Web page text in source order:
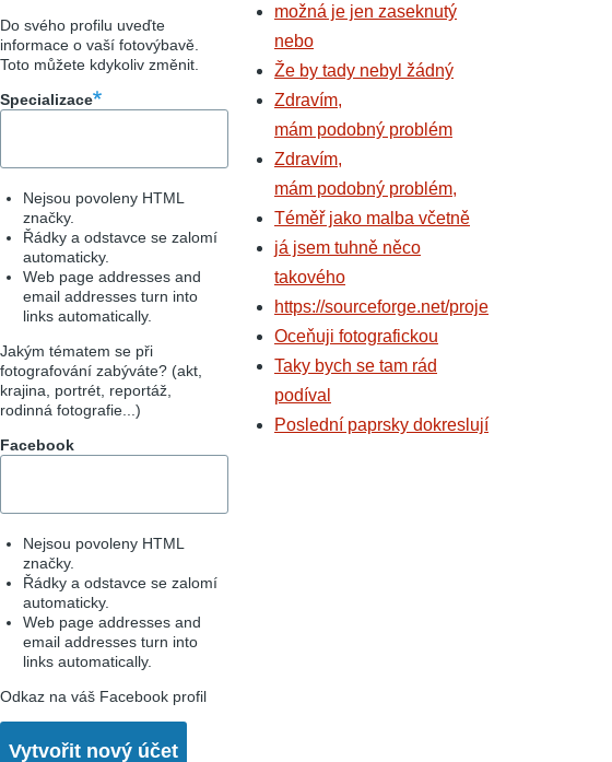
Do svého profilu uveďte
informace o vaší fotovýbavě.
Toto můžete kdykoliv změnit.
Specializace
Nejsou povoleny HTML
značky.
Řádky a odstavce se zalomí
automaticky.
Web page addresses and
email addresses turn into
links automatically.
Jakým tématem se při
fotografování zabýváte? (akt,
krajina, portrét, reportáž,
rodinná fotografie...)
Facebook
Nejsou povoleny HTML
značky.
Řádky a odstavce se zalomí
automaticky.
Web page addresses and
email addresses turn into
links automatically.
Odkaz na váš Facebook profil
možná je jen zaseknutý
nebo
Že by tady nebyl žádný
Zdravím,
mám podobný problém
Zdravím,
mám podobný problém,
Téměř jako malba včetně
já jsem tuhně něco
takového
https://sourceforge.net/proje
Oceňuji fotografickou
Taky bych se tam rád
podíval
Poslední paprsky dokreslují